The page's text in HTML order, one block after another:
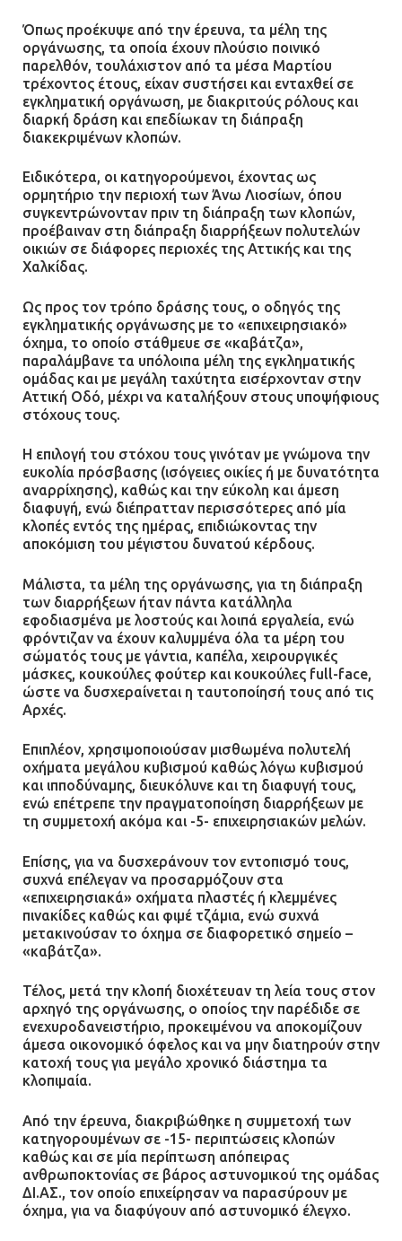
Ασπρόπυργος: Πέθανε ένας από
τους σοβαρά εγκαυματίες της
μεγάλης έκρηξης στο εργοστάσιο
12.07.2026 | 15:07
Άργος: Στη φυλακή οι δύο
πυροβολισμούς κατά του 20χρονου
με αναπηρία
11.07.2026 | 22:59
πρωινή διακοπή ρεύματος στη
Μάνδρα
09.07.2026 | 11:12
Φωτιά σε επιχείρηση στον
Δίωξη για απόπειρα
ανθρωποκτονίας στους δύο
αστυνομικούς
08.07.2026 | 22:30
Ομαδικός βιασμός 19χρονης στο
Α.Τ. Ομονοίας: Ο Εισαγγελέας
πρότεινε την αθώωση των
αστυνομικών
Ο δήμαρχος Μάνδρας δώρισε όλους
τους μισθούς του 2025 στο Θριάσιο
για μηχάνημα καρδιολογικών
επεμβάσεων
08.07.2026 | 15:02
Όπως προέκυψε από την έρευνα, τα μέλη της
οργάνωσης, τα οποία έχουν πλούσιο ποινικό
παρελθόν, τουλάχιστον από τα μέσα Μαρτίου
τρέχοντος έτους, είχαν συστήσει και ενταχθεί σε
εγκληματική οργάνωση, με διακριτούς ρόλους και
διαρκή δράση και επεδίωκαν τη διάπραξη
διακεκριμένων κλοπών.
Ειδικότερα, οι κατηγορούμενοι, έχοντας ως
ορμητήριο την περιοχή των Άνω Λιοσίων, όπου
συγκεντρώνονταν πριν τη διάπραξη των κλοπών,
προέβαιναν στη διάπραξη διαρρήξεων πολυτελών
οικιών σε διάφορες περιοχές της Αττικής και της
Χαλκίδας.
Ως προς τον τρόπο δράσης τους, ο οδηγός της
εγκληματικής οργάνωσης με το «επιχειρησιακό»
όχημα, το οποίο στάθμευε σε «καβάτζα»,
παραλάμβανε τα υπόλοιπα μέλη της εγκληματικής
ομάδας και με μεγάλη ταχύτητα εισέρχονταν στην
Αττική Οδό, μέχρι να καταλήξουν στους υποψήφιους
στόχους τους.
Η επιλογή του στόχου τους γινόταν με γνώμονα την
ευκολία πρόσβασης (ισόγειες οικίες ή με δυνατότητα
αναρρίχησης), καθώς και την εύκολη και άμεση
διαφυγή, ενώ διέπρατταν περισσότερες από μία
κλοπές εντός της ημέρας, επιδιώκοντας την
αποκόμιση του μέγιστου δυνατού κέρδους.
Μάλιστα, τα μέλη της οργάνωσης, για τη διάπραξη
των διαρρήξεων ήταν πάντα κατάλληλα
εφοδιασμένα με λοστούς και λοιπά εργαλεία, ενώ
φρόντιζαν να έχουν καλυμμένα όλα τα μέρη του
σώματός τους με γάντια, καπέλα, χειρουργικές
μάσκες, κουκούλες φούτερ και κουκούλες full-face,
ώστε να δυσχεραίνεται η ταυτοποίησή τους από τις
Αρχές.
Επιπλέον, χρησιμοποιούσαν μισθωμένα πολυτελή
οχήματα μεγάλου κυβισμού καθώς λόγω κυβισμού
και ιπποδύναμης, διευκόλυνε και τη διαφυγή τους,
ενώ επέτρεπε την πραγματοποίηση διαρρήξεων με
τη συμμετοχή ακόμα και -5- επιχειρησιακών μελών.
Επίσης, για να δυσχεράνουν τον εντοπισμό τους,
συχνά επέλεγαν να προσαρμόζουν στα
«επιχειρησιακά» οχήματα πλαστές ή κλεμμένες
πινακίδες καθώς και φιμέ τζάμια, ενώ συχνά
μετακινούσαν το όχημα σε διαφορετικό σημείο –
«καβάτζα».
Τέλος, μετά την κλοπή διοχέτευαν τη λεία τους στον
αρχηγό της οργάνωσης, ο οποίος την παρέδιδε σε
ενεχυροδανειστήριο, προκειμένου να αποκομίζουν
άμεσα οικονομικό όφελος και να μην διατηρούν στην
κατοχή τους για μεγάλο χρονικό διάστημα τα
κλοπιμαία.
Από την έρευνα, διακριβώθηκε η συμμετοχή των
κατηγορουμένων σε -15- περιπτώσεις κλοπών
καθώς και σε μία περίπτωση απόπειρας
ανθρωποκτονίας σε βάρος αστυνομικού της ομάδας
ΔΙ.ΑΣ., τον οποίο επιχείρησαν να παρασύρουν με
όχημα, για να διαφύγουν από αστυνομικό έλεγχο.